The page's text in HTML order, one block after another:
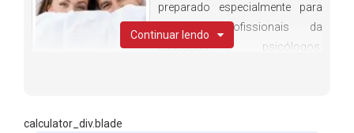
preparado especialmente para
diversos profissionais da
educação, psicólogos,
disfunções sexuais, métodos sexuais e muito mais. Não
Continuar lendo
calculator_div.blade